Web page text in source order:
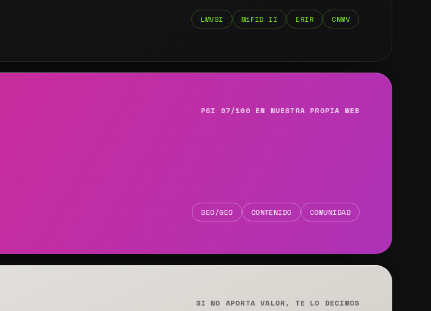
LMVSI MiFID II ERIR CNMV
PSI 97/100 EN NUESTRA PROPIA WEB
SEO/GEO CONTENIDO COMUNIDAD
SI NO APORTA VALOR, TE LO DECIMOS